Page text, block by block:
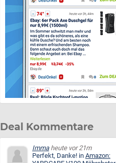
Deal Kommentare
Immaheute vor 21m
Perfekt, Danke! in Amazon: